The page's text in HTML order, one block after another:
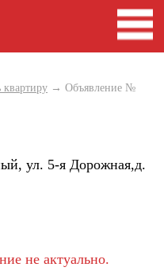
квартиру → Объявление №
ул. 5-я Дорожная,д.
не актуально.